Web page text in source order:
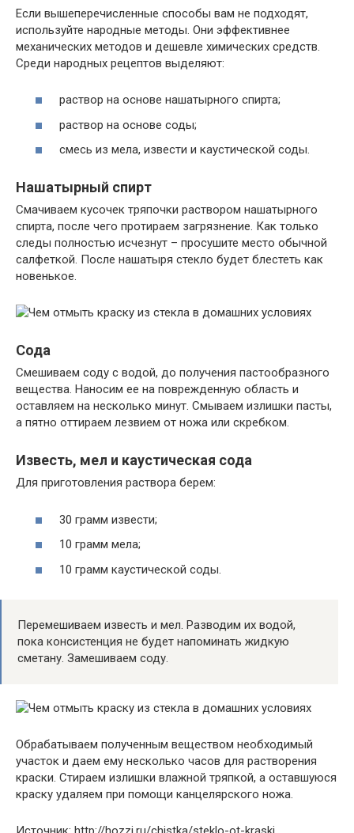
Если вышеперечисленные способы вам не подходят,
используйте народные методы. Они эффективнее
механических методов и дешевле химических средств.
Среди народных рецептов выделяют:
раствор на основе нашатырного спирта;
раствор на основе соды;
смесь из мела, извести и каустической соды.
Нашатырный спирт
Смачиваем кусочек тряпочки раствором нашатырного
спирта, после чего протираем загрязнение. Как только
следы полностью исчезнут – просушите место обычной
салфеткой. После нашатыря стекло будет блестеть как
новенькое.
Сода
Смешиваем соду с водой, до получения пастообразного
вещества. Наносим ее на поврежденную область и
оставляем на несколько минут. Смываем излишки пасты,
а пятно оттираем лезвием от ножа или скребком.
Известь, мел и каустическая сода
Для приготовления раствора берем:
30 грамм извести;
10 грамм мела;
10 грамм каустической соды.
Перемешиваем известь и мел. Разводим их водой,
пока консистенция не будет напоминать жидкую
сметану. Замешиваем соду.
Обрабатываем полученным веществом необходимый
участок и даем ему несколько часов для растворения
краски. Стираем излишки влажной тряпкой, а оставшуюся
краску удаляем при помощи канцелярского ножа.